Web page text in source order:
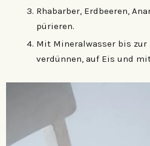
Rhabarber, Erdbeeren,
pürieren.
Mit Mineralwasser bis
verdünnen, auf Eis und